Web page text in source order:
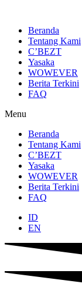
kontenBeranda
Tentang Kami
C’BEZT
Yasaka
WOWEVER
Berita Terkini
FAQ
Menu
Beranda
Tentang Kami
C’BEZT
Yasaka
WOWEVER
Berita Terkini
FAQ
ID
EN